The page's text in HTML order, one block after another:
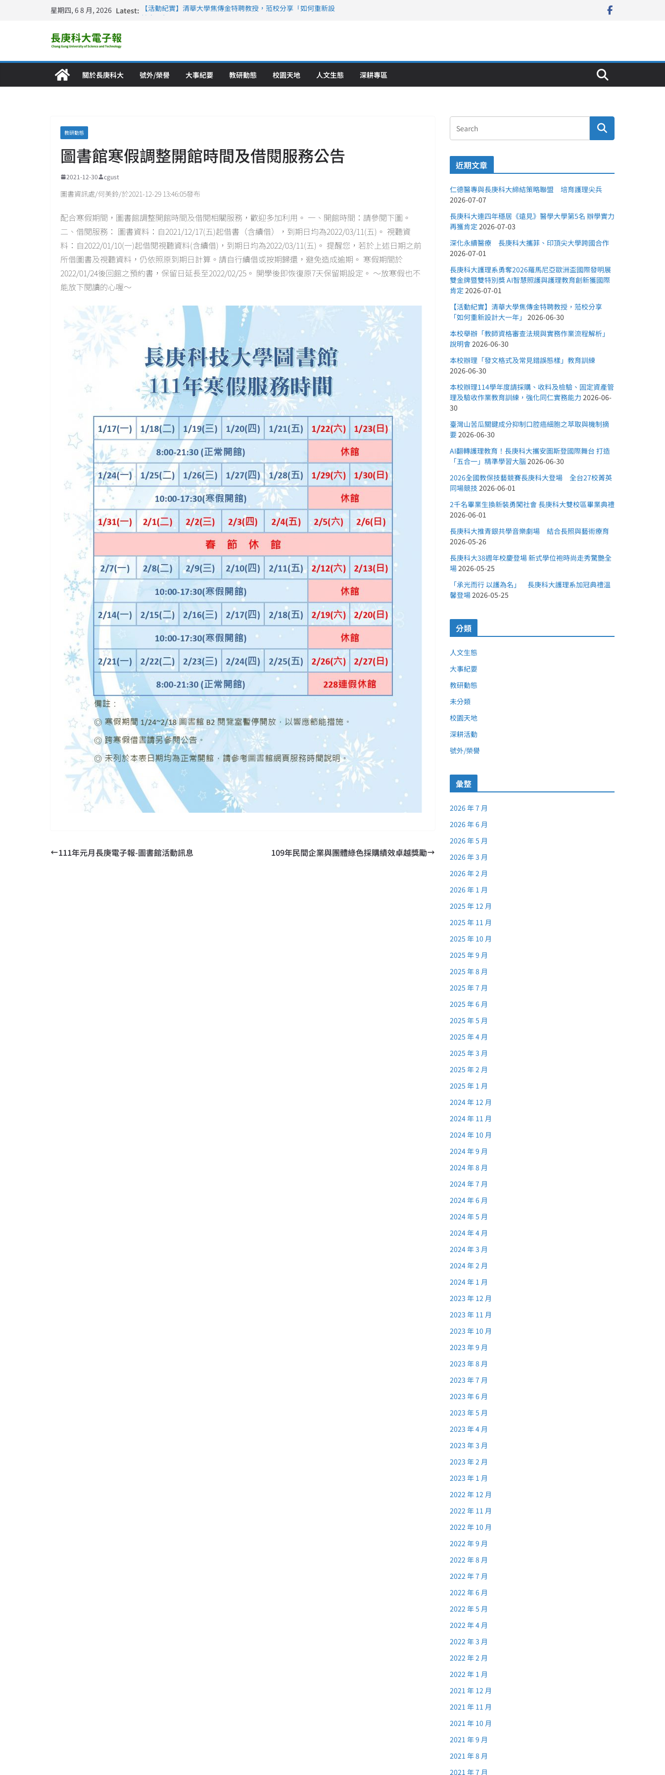
星期四, 6 8 月, 2026 Latest:
【活動紀實】清華大學焦傳金特聘教授，蒞校分享「如何重新設
長庚科大護理系勇奪2026羅馬尼亞歐洲盃國際發明展雙金牌暨雙
特別獎 AI智慧照護與護理教育創新獲國際肯定
關於長庚科大 號外/榮譽 大事紀要 教研動態 校園天地 人文生態 深耕專區
教研動態
圖書館寒假調整開館時間及借閱服務公告
2021-12-30 cgust
圖書資訊處/何美鈴/於2021-12-29 13:46:05發布
配合寒假期間，圖書館調整開館時間及借閱相關服務，歡迎多加利用。 一、開館時間：請參閱下圖。
二、借閱服務： 圖書資料：自2021/12/17(五)起借書（含續借），到期日均為2022/03/11(五)。 視聽資
料：自2022/01/10(一)起借閱視聽資料(含續借)，到期日均為2022/03/11(五)。 提醒您，若於上述日期之前
所借圖書及視聽資料，仍依照原到期日計算。請自行續借或按期歸還，避免造成逾期。 寒假期間於
2022/01/24後回館之預約書，保留日延長至2022/02/25。 開學後即恢復原7天保留期設定。 ～放寒假也不
能放下閱讀的心喔～
111年元月長庚電子報-圖書館活動訊息 109年民間企業與團體綠色採購績效卓越獎勵
近期文章
仁德醫專與長庚科大締結策略聯盟 培育護理尖兵
2026-07-07
長庚科大連四年穩居《遠見》醫學大學第5名 辦學實力
再獲肯定 2026-07-03
深化永續醫療 長庚科大攜菲、印頂尖大學跨國合作
2026-07-01
長庚科大護理系勇奪2026羅馬尼亞歐洲盃國際發明展
雙金牌暨雙特別獎 AI智慧照護與護理教育創新獲國際
肯定 2026-07-01
【活動紀實】清華大學焦傳金特聘教授，蒞校分享
「如何重新設計大一年」 2026-06-30
本校舉辦「教師資格審查法規與實務作業流程解析」
說明會2026-06-30
本校辦理「發文格式及常見錯誤態樣」教育訓練
2026-06-30
本校辦理114學年度請採購、收料及檢驗、固定資產管
理及驗收作業教育訓練，強化同仁實務能力 2026-06-
30
臺灣山苦瓜關鍵成分抑制口腔癌細胞之萃取與機制摘
要2026-06-30
AI翻轉護理教育！長庚科大攜安圖斯登國際舞台 打造
「五合一」精準學習大腦 2026-06-30
2026全國教保技藝競賽長庚科大登場 全台27校菁英
同場競技 2026-06-01
2千名畢業生換新裝勇闖社會 長庚科大雙校區畢業典禮
2026-06-01
長庚科大推青銀共學音樂劇場 結合長照與藝術療育
2026-05-26
長庚科大38週年校慶登場 新式學位袍時尚走秀驚艷全
場2026-05-25
「承光而行 以護為名」 長庚科大護理系加冠典禮溫
馨登場2026-05-25
分類
人文生態
大事紀要
教研動態
未分類
校園天地
深耕活動
號外/榮譽
彙整
2026 年 7 月
2026 年 6 月
2026 年 5 月
2026 年 3 月
2026 年 2 月
2026 年 1 月
2025 年 12 月
2025 年 11 月
2025 年 10 月
2025 年 9 月
2025 年 8 月
2025 年 7 月
2025 年 6 月
2025 年 5 月
2025 年 4 月
2025 年 3 月
2025 年 2 月
2025 年 1 月
2024 年 12 月
2024 年 11 月
2024 年 10 月
2024 年 9 月
2024 年 8 月
2024 年 7 月
2024 年 6 月
2024 年 5 月
2024 年 4 月
2024 年 3 月
2024 年 2 月
2024 年 1 月
2023 年 12 月
2023 年 11 月
2023 年 10 月
2023 年 9 月
2023 年 8 月
2023 年 7 月
2023 年 6 月
2023 年 5 月
2023 年 4 月
2023 年 3 月
2023 年 2 月
2023 年 1 月
2022 年 12 月
2022 年 11 月
2022 年 10 月
2022 年 9 月
2022 年 8 月
2022 年 7 月
2022 年 6 月
2022 年 5 月
2022 年 4 月
2022 年 3 月
2022 年 2 月
2022 年 1 月
2021 年 12 月
2021 年 11 月
2021 年 10 月
2021 年 9 月
2021 年 8 月
2021 年 7 月